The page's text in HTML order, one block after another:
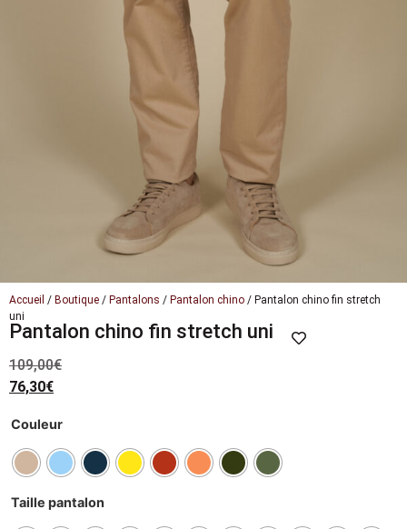
Accueil / Boutique / Pantalons / Pantalon chino / Pantalon chino fin stretch
uni
Pantalon chino fin stretch uni
109,00€
76,30€
Couleur
Taille pantalon